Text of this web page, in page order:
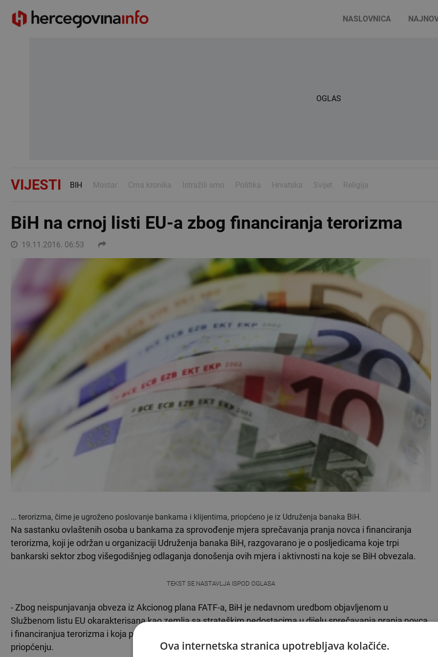
NASLOVNICA
OGLAS
VIJESTI BIH Mostar Crna kronika Istražili smo Politika Hrvatska Svijet Religija
BiH na crnoj listi EU-a zbog financiranja terorizma
19.11.2016. 06:53
... terorizma, čime je ugroženo poslovanje bankama i klijentima, priopćeno je iz Udruženja banaka BiH.
Na sastanku ovlaštenih osoba u bankama za sprovođenje mjera sprečavanja pranja novca i financiranja
terorizma, koji je održan u organizaciji Udruženja banaka BiH, razgovarano je o posljedicama koje trpi
bankarski sektor zbog višegodišnjeg odlaganja donošenja ovih mjera i aktivnosti na koje se BiH obvezala.
TEKST SE NASTAVLJA ISPOD OGLASA
- Zbog neispunjavanja obveza iz Akcionog plana FATF-a, BiH je nedavnom uredbom objavljenom u
Službenom listu EU okarakterisana kao zemlja sa strateškim nedostacima u dijelu sprečavanja pranja novca
i financiranjua terorizma i koja predstavlja znatnu prijetnju financijskom sistemu Unije - navodi se u
priopćenju.
Ova internetska stranica upotrebljava kolačiće.